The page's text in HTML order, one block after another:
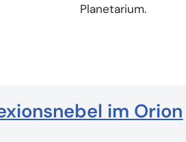
Planetarium.
im Orion